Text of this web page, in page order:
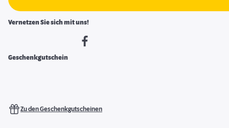
Vernetzen Sie sich mit uns!
Geschenkgutschein
Zu den Geschenkgutscheinen